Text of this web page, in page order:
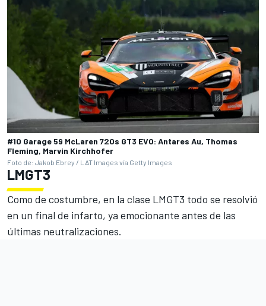
#10 Garage 59 McLaren 720s GT3 EVO: Antares Au, Thomas
Fleming, Marvin Kirchhofer
Foto de: Jakob Ebrey / LAT Images vía Getty Images
LMGT3
Como de costumbre, en la clase LMGT3 todo se resolvió
en un final de infarto, ya emocionante antes de las
últimas neutralizaciones.